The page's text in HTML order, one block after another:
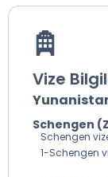
Vize
Schengen
Schengen
1-Schengen